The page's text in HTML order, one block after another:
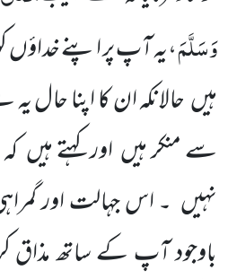
وَسَلَّمَ،یہ آپ پر اپنے خداؤں
ہیں حالانکہ ان کا اپنا حال
سے منکر ہیں اور کہتے ہیں
نہیں ۔ اس جہالت اور
باوجود آپ کے ساتھ مذاق